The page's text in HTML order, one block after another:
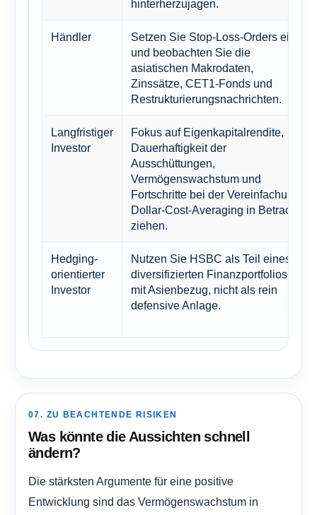
hinterherzujagen.
Händler
Setzen Sie Stop-Loss-Orders ein
und beobachten Sie die
asiatischen Makrodaten,
Zinssätze, CET1-Fonds und
Restrukturierungsnachrichten.
Langfristiger
Investor
Fokus auf Eigenkapitalrendite,
Dauerhaftigkeit der
Ausschüttungen,
Vermögenswachstum und
Fortschritte bei der Vereinfachung;
Dollar-Cost-Averaging in Betracht
ziehen.
Hedging-
orientierter
Investor
Nutzen Sie HSBC als Teil eines
diversifizierten Finanzportfolios
mit Asienbezug, nicht als rein
defensive Anlage.
07. ZU BEACHTENDE RISIKEN
Was könnte die Aussichten schnell
ändern?
Die stärksten Argumente für eine positive
Entwicklung sind das Vermögenswachstum in